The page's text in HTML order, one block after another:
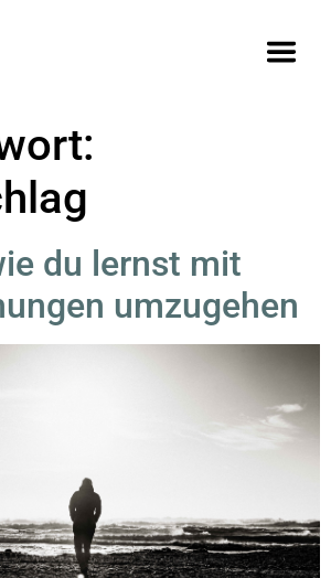
du lernst mit
umzugehen